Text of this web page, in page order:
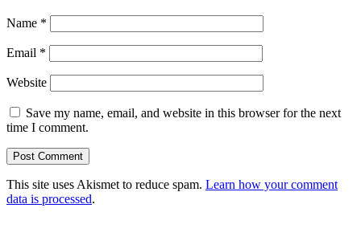
Name *
Email *
Website
Save my name, email, and website in this browser for the next
time I comment.
This site uses Akismet to reduce spam. Learn how your comment
data is processed.